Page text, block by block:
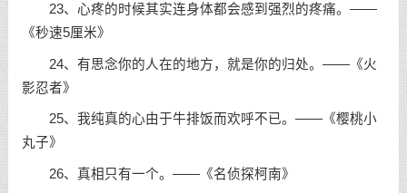
23、心疼的时候其实连身体都会感到强烈的疼痛。——
《秒速5厘米》
24、有思念你的人在的地方，就是你的归处。——《火
影忍者》
25、我纯真的心由于牛排饭而欢呼不已。——《樱桃小
丸子》
26、真相只有一个。——《名侦探柯南》